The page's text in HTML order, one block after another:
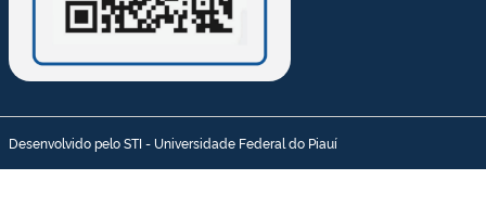
Desenvolvido pelo STI - Universidade Federal do Piauí